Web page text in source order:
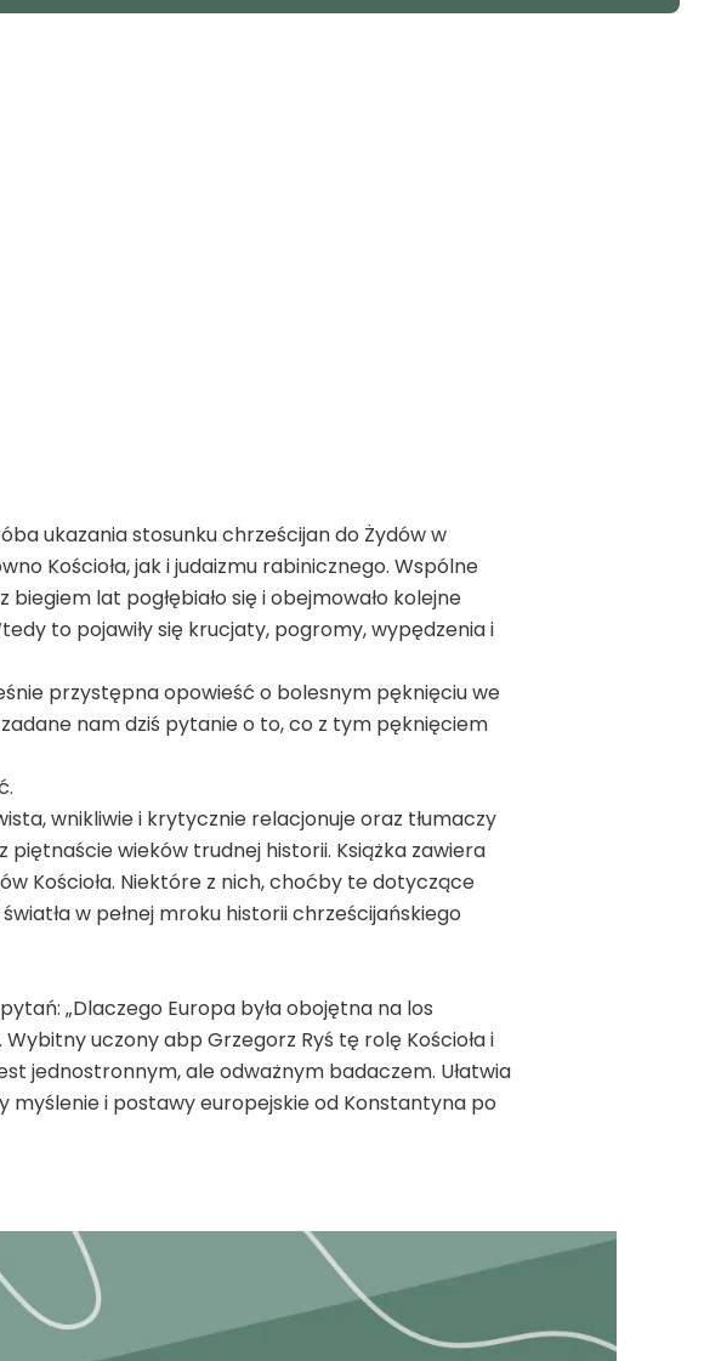
ukazania stosunku chrześcijan do Żydów w
Kościoła, jak i judaizmu rabinicznego. Wspólne
lat pogłębiało się i obejmowało kolejne
to pojawiły się krucjaty, pogromy, wypędzenia i
przystępna opowieść o bolesnym pęknięciu we
nam dziś pytanie o to, co z tym pęknięciem
wnikliwie i krytycznie relacjonuje oraz tłumaczy
piętnaście wieków trudnej historii. Książka zawiera
Kościoła. Niektóre z nich, choćby te dotyczące
w pełnej mroku historii chrześcijańskiego
„Dlaczego Europa była obojętna na los
uczony abp Grzegorz Ryś tę rolę Kościoła i
jednostronnym, ale odważnym badaczem. Ułatwia
myślenie i postawy europejskie od Konstantyna po